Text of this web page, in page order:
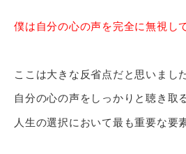
僕は自分の心の声を完全に無視し
ここは大きな反省点だと思いました
自分の心の声をしっかりと聴き取
人生の選択において最も重要な要